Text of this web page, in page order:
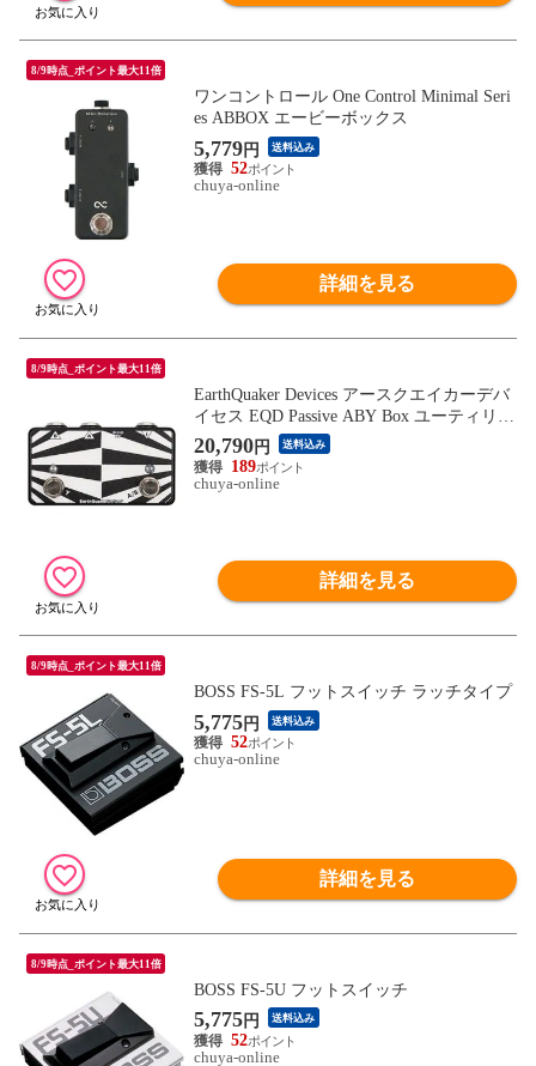
8/9時点_ポイント最大11倍
ワンコントロール One Control Minimal Seri
es ABBOX エービーボックス
5,779円 送料込み
52
chuya-online
詳細を見る
8/9時点_ポイント最大11倍
EarthQuaker Devices アースクエイカーデバ
イセス EQD Passive ABY Box ユーティリテ
ィシリーズ ABYボックス
20,790円 送料込み
189
chuya-online
詳細を見る
8/9時点_ポイント最大11倍
BOSS FS-5L フットスイッチ ラッチタイプ
5,775円 送料込み
52
chuya-online
詳細を見る
8/9時点_ポイント最大11倍
BOSS FS-5U フットスイッチ
5,775円 送料込み
52
chuya-online